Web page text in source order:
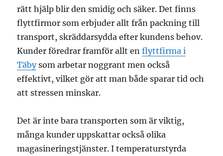
rätt hjälp blir den smidig och säker. Det finns
flyttfirmor som erbjuder allt från packning till
transport, skräddarsydda efter kundens behov.
Kunder föredrar framför allt enflyttfirma i
Täbysom arbetar noggrant men också
effektivt, vilket gör att man både sparar tid och
att stressen minskar.
Det är inte bara transporten som är viktig,
många kunder uppskattar också olika
magasineringstjänster. I temperaturstyrda